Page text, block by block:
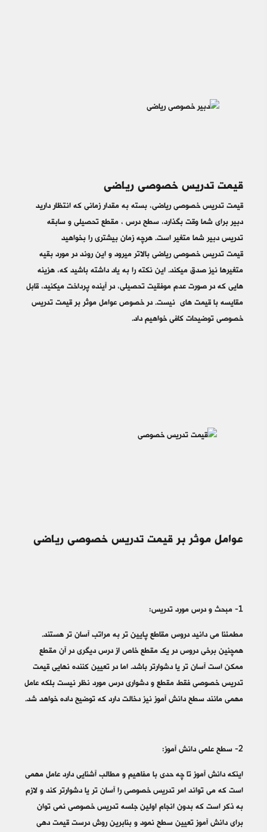
قیمت تدریس خصوصی ریاضی
قیمت تدریس خصوصی ریاضی، بسته به مقدار زمانی که انتظار دارید
دبیر برای شما وقت بگذارد، سطح درس ، مقطع تحصیلی و سابقه
تدریس دبیر شما متغیر است. هرچه زمان بیشتری را بخواهید
قیمت تدریس خصوصی ریاضی بالاتر میرود و این روند در مورد بقیه
متغیرها نیز صدق میکند. این نکته را به یاد داشته باشید که، هزینه
هایی که در صورت عدم موفقیت تحصیلی، در آینده پرداخت میکنید، قابل
مقایسه با قیمت های نیست. در خصوص عوامل موثر بر قیمت تدریس
خصوصی توضیحات کافی خواهیم داد.
عوامل موثر بر قیمت تدریس خصوصی ریاضی
1- مبحث و درس مورد تدریس:
مطمئنا می دانید دروس مقاطع پایین تر به مراتب آسان تر هستند.
همچنین برخی دروس در یک مقطع خاص از درس دیگری در آن مقطع
ممکن است آسان تر یا دشوارتر باشد. اما در تعیین کننده نهایی قیمت
تدریس خصوصی فقط مقطع و دشواری درس مورد نظر نیست بلکه عامل
مهمی مانند سطح دانش آموز نیز دخالت دارد که توضیح داده خواهد شد.
2- سطح علمی دانش آموز:
اینکه دانش آموز تا چه حدی با مفاهیم و مطالب آشنایی دارد عامل مهمی
است که می تواند امر تدریس خصوصی را آسان تر یا دشوارتر کند و لازم
به ذکر است که بدون انجام اولین جلسه تدریس خصوصی نمی توان
برای دانش آموز تعیین سطح نمود و بنابرین روش درست قیمت دهی